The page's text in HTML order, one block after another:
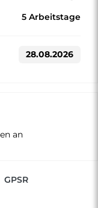
5 Arbeitstage
28.08.2026
an
GPSR